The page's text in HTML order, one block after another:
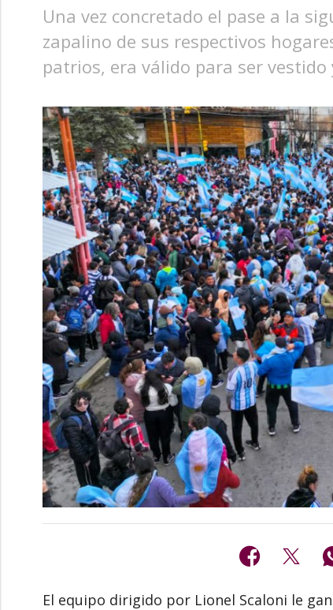
Una vez concretado el pase a la
zapalino de sus respectivos
patrios, era válido para ser vestido
El equipo dirigido por Lionel Scaloni le